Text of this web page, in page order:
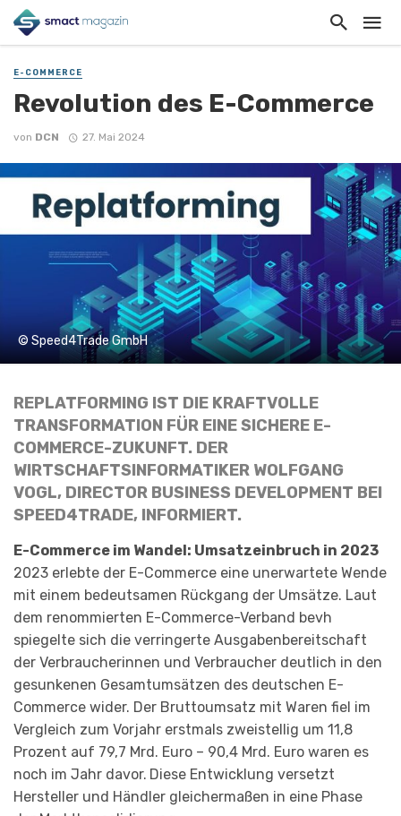
E-COMMERCE
Revolution des E-Commerce
von DCN 27. Mai 2024
© Speed4Trade GmbH
REPLATFORMING IST DIE KRAFTVOLLE
TRANSFORMATION FÜR EINE SICHERE E-
COMMERCE-ZUKUNFT. DER
WIRTSCHAFTSINFORMATIKER WOLFGANG
VOGL, DIRECTOR BUSINESS DEVELOPMENT BEI
SPEED4TRADE, INFORMIERT.
E-Commerce im Wandel: Umsatzeinbruch in 2023
2023 erlebte der E-Commerce eine unerwartete Wende
mit einem bedeutsamen Rückgang der Umsätze. Laut
dem renommierten E-Commerce-Verband bevh
spiegelte sich die verringerte Ausgabenbereitschaft
der Verbraucherinnen und Verbraucher deutlich in den
gesunkenen Gesamtumsätzen des deutschen E-
Commerce wider. Der Bruttoumsatz mit Waren fiel im
Vergleich zum Vorjahr erstmals zweistellig um 11,8
Prozent auf 79,7 Mrd. Euro – 90,4 Mrd. Euro waren es
noch im Jahr davor. Diese Entwicklung versetzt
Hersteller und Händler gleichermaßen in eine Phase